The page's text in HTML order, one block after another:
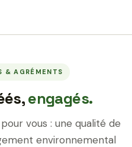
& AGRÉMENTS
engagés.
vous : une qualité de
environnemental